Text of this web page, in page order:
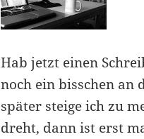
Hab jetzt einen
noch ein bisschen an
später steige ich zu
dreht, dann ist erst